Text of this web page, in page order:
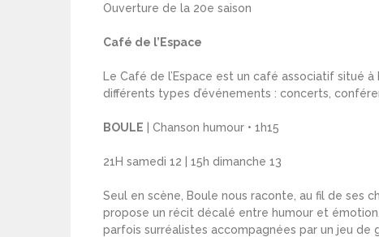
Ouverture de la 20e saison
Café de l’Espace
Le Café de l’Espace est un café associatif situé
différents types d’événements : concerts,
BOULE | Chanson humour • 1h15
21H samedi 12 | 15h dimanche 13
Seul en scène, Boule nous raconte, au fil de ses
propose un récit décalé entre humour et
parfois surréalistes accompagnées par un jeu de